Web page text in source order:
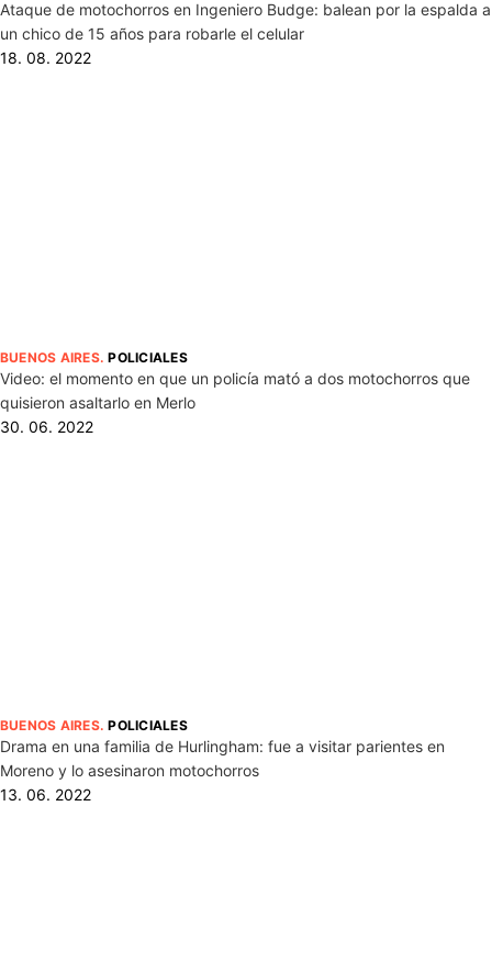
Ataque de motochorros en Ingeniero Budge: balean por la espalda a
un chico de 15 años para robarle el celular
18. 08. 2022
BUENOS AIRES.POLICIALES
Video: el momento en que un policía mató a dos motochorros que
quisieron asaltarlo en Merlo
30. 06. 2022
BUENOS AIRES.POLICIALES
Drama en una familia de Hurlingham: fue a visitar parientes en
Moreno y lo asesinaron motochorros
13. 06. 2022